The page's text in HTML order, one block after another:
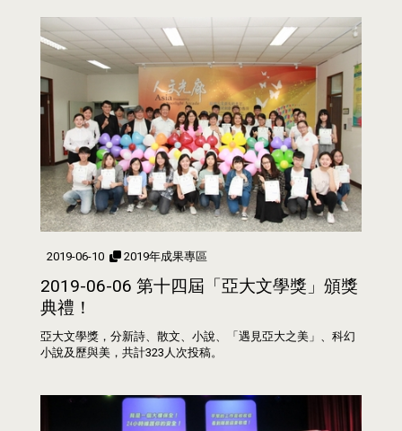
2019-06-10 2019年成果專區
2019-06-06 第十四屆「亞大文學獎」頒獎
典禮！
亞大文學獎，分新詩、散文、小說、「遇見亞大之美」、科幻
小說及歷與美，共計323人次投稿。